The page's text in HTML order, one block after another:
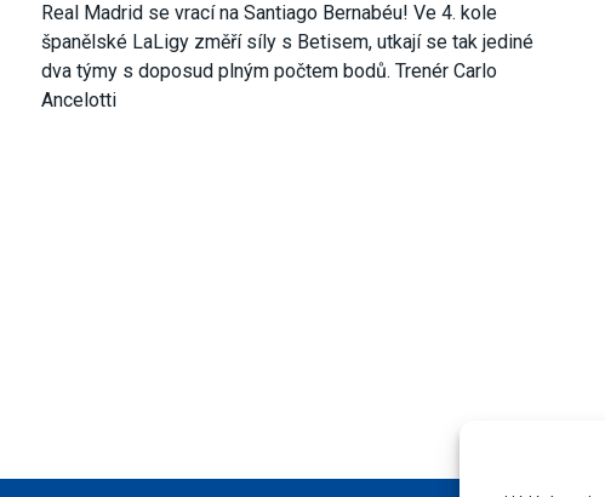
Real Madrid se vrací na Santiago Bernabéu! Ve 4. kole
španělské LaLigy změří síly s Betisem, utkají se tak jediné
dva týmy s doposud plným počtem bodů. Trenér Carlo
Ancelotti